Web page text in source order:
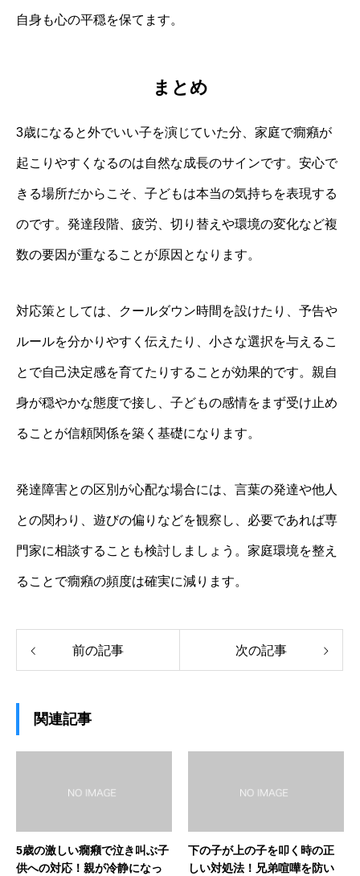
自身も心の平穏を保てます。
まとめ
3歳になると外でいい子を演じていた分、家庭で癇癪が
起こりやすくなるのは自然な成長のサインです。安心で
きる場所だからこそ、子どもは本当の気持ちを表現する
のです。発達段階、疲労、切り替えや環境の変化など複
数の要因が重なることが原因となります。
対応策としては、クールダウン時間を設けたり、予告や
ルールを分かりやすく伝えたり、小さな選択を与えるこ
とで自己決定感を育てたりすることが効果的です。親自
身が穏やかな態度で接し、子どもの感情をまず受け止め
ることが信頼関係を築く基礎になります。
発達障害との区別が心配な場合には、言葉の発達や他人
との関わり、遊びの偏りなどを観察し、必要であれば専
門家に相談することも検討しましょう。家庭環境を整え
ることで癇癪の頻度は確実に減ります。
前の記事 次の記事
関連記事
5歳の激しい癇癪で泣き叫ぶ子
供への対応！親が冷静になっ
下の子が上の子を叩く時の正
しい対処法！兄弟喧嘩を防い